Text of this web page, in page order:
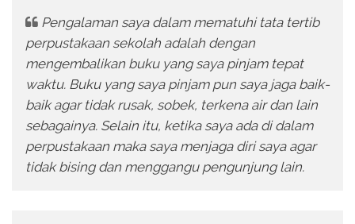
Pengalaman saya dalam mematuhi tata tertib
perpustakaan sekolah adalah dengan
mengembalikan buku yang saya pinjam tepat
waktu. Buku yang saya pinjam pun saya jaga baik-
baik agar tidak rusak, sobek, terkena air dan lain
sebagainya. Selain itu, ketika saya ada di dalam
perpustakaan maka saya menjaga diri saya agar
tidak bising dan menggangu pengunjung lain.